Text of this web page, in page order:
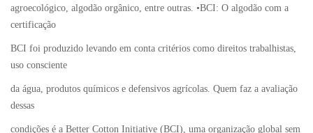
agroecológico, algodão orgânico, entre outras. •BCI: O algodão com a
certificação
BCI foi produzido levando em conta critérios como direitos trabalhistas,
uso consciente
da água, produtos químicos e defensivos agrícolas. Quem faz a avaliação
dessas
condições é a Better Cotton Initiative (BCI), uma organização global sem